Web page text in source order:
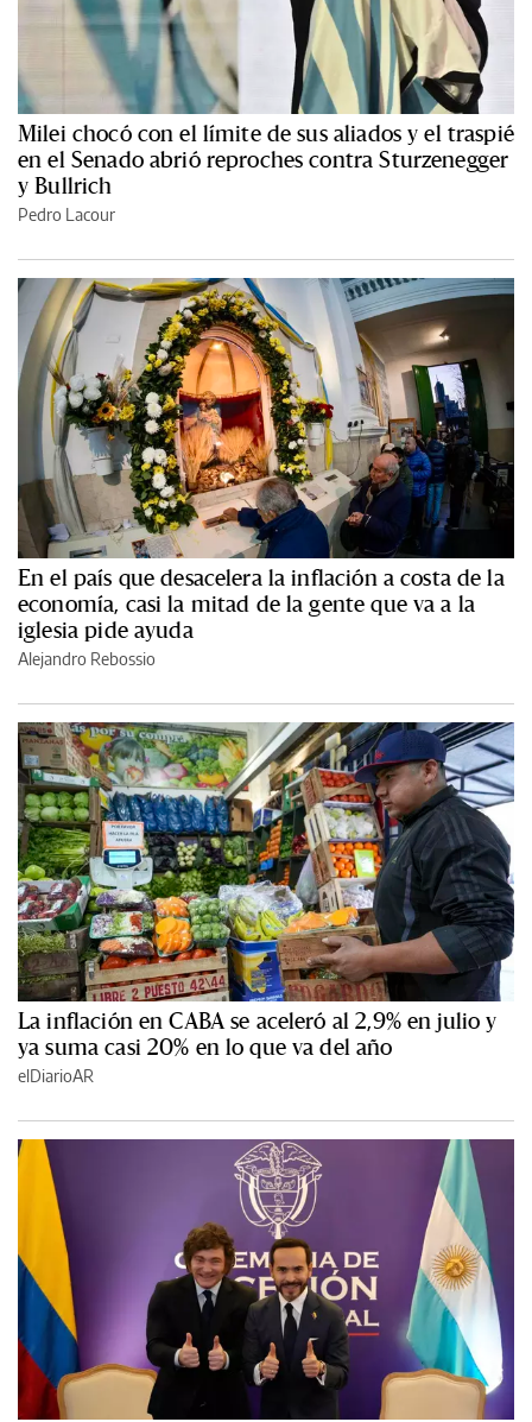
Milei chocó con el límite de sus aliados y el traspié
en el Senado abrió reproches contra Sturzenegger
y Bullrich
Pedro Lacour
En el país que desacelera la inflación a costa de la
economía, casi la mitad de la gente que va a la
iglesia pide ayuda
Alejandro Rebossio
La inflación en CABA se aceleró al 2,9% en julio y
ya suma casi 20% en lo que va del año
elDiarioAR